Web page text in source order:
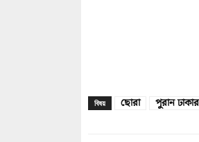
বিষয় ছোরা পুরান ঢাকার